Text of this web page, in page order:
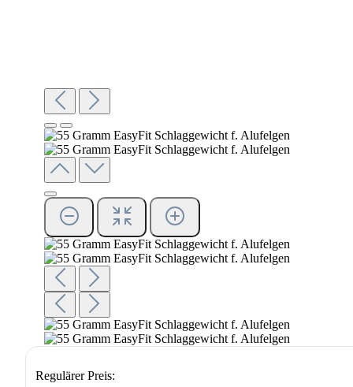
Regulärer Preis: